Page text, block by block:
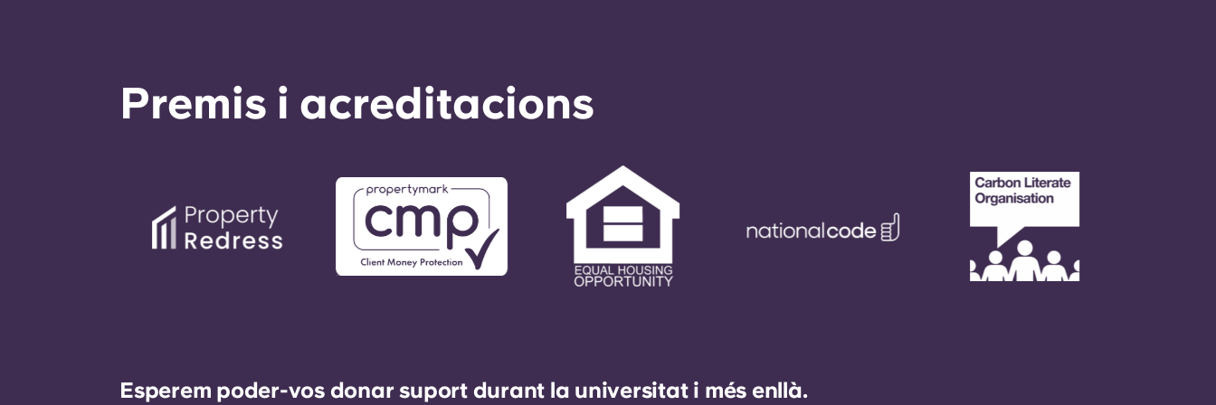
Premis i acreditacions
Esperem poder-vos donar suport durant la universitat i més enllà.